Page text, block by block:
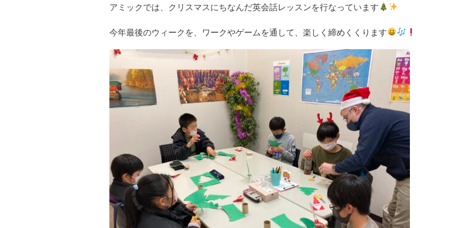
アミックでは、クリスマスにちなんだ英会話レッスンを行なっています
今年最後のウィークを、ワークやゲームを通して、楽しく締めくくります